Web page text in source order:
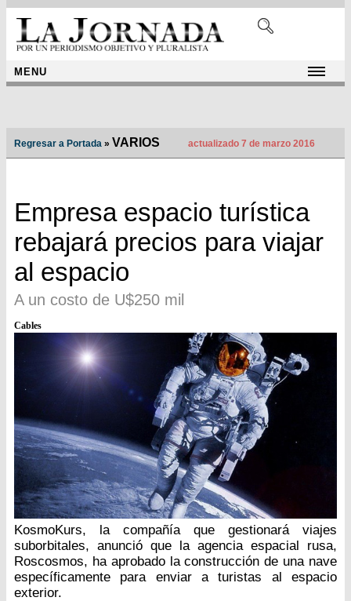
MENU
Regresar a Portada » VARIOS actualizado 7 de marzo 2016
Empresa espacio turística
rebajará precios para viajar
al espacio
A un costo de U$250 mil
Cables
KosmoKurs, la compañía que gestionará viajes
suborbitales, anunció que la agencia espacial rusa,
Roscosmos, ha aprobado la construcción de una nave
específicamente para enviar a turistas al espacio
exterior.